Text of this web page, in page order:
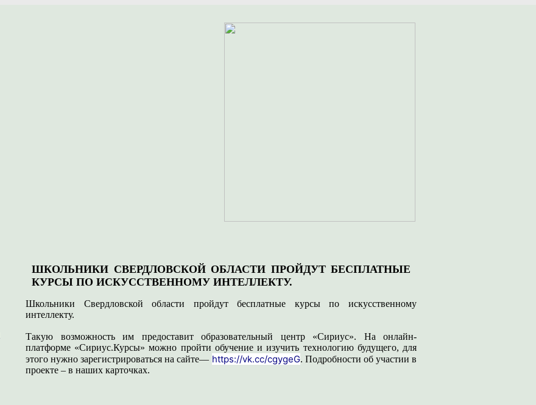
ШКОЛЬНИКИ СВЕРДЛОВСКОЙ ОБЛАСТИ ПРОЙДУТ БЕСПЛАТНЫЕ
КУРСЫ ПО ИСКУССТВЕННОМУ ИНТЕЛЛЕКТУ.
Школьники Свердловской области пройдут бесплатные курсы по искусственному
интеллекту.
Такую возможность им предоставит образовательный центр «Сириус». На онлайн-
платформе «Сириус.Курсы» можно пройти обучение и изучить технологию будущего, для
этого нужно зарегистрироваться на сайте— https://vk.cc/cgygeG. Подробности об участии в
проекте – в наших карточках.